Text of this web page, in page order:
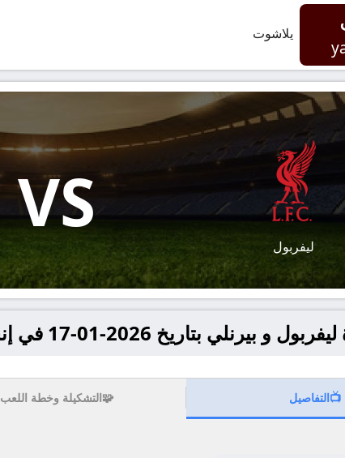
يلاشوت
ليفربول
VS
بتاريخ 2026-01-17 في إنجلترا, الدوري الإنجليزي
📺التفاصيل 🧩التشكيلة وخطة اللعب